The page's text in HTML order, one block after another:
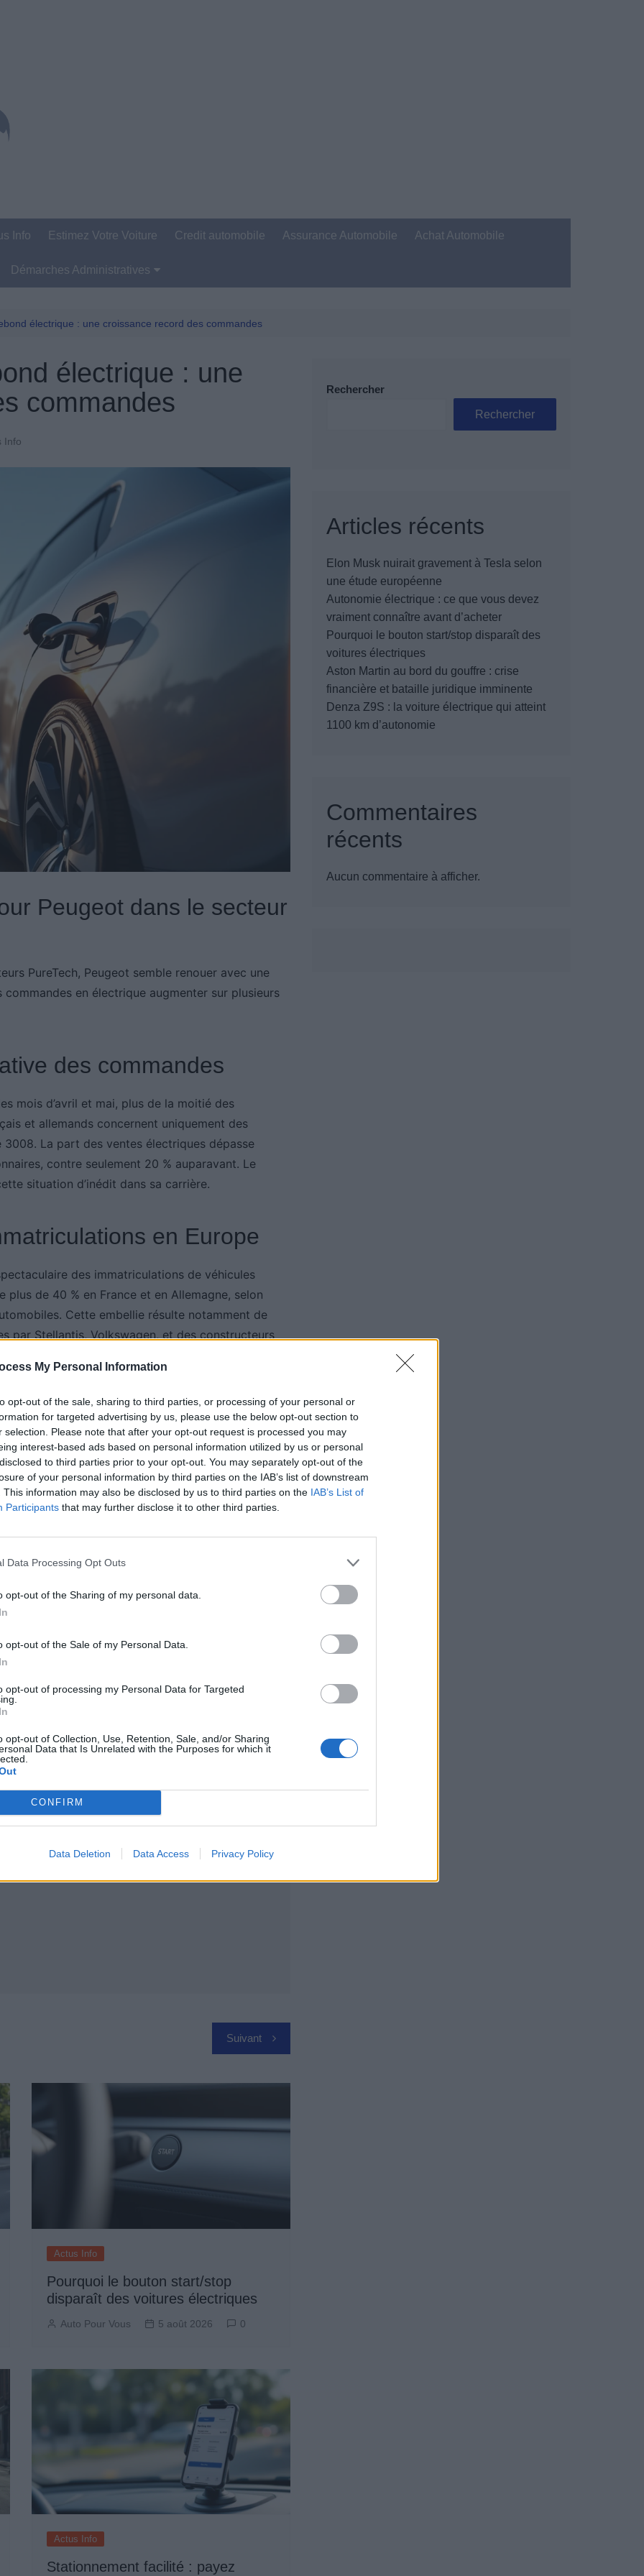
My Personal Information
opt-out of the sale, sharing to third parties, or processing of your personal or
for targeted advertising by us, please use the below opt-out section to
selection. Please note that after your opt-out request is processed you may
interest-based ads based on personal information utilized by us or personal
to third parties prior to your opt-out. You may separately opt-out of the
of your personal information by third parties on the IAB’s list of downstream
This information may also be disclosed by us to third parties on the IAB’s List of
Participants that may further disclose it to other third parties.
Data Processing Opt Outs
opt-out of the Sharing of my personal data.
opt-out of the Sale of my Personal Data.
opt-out of processing my Personal Data for Targeted
opt-out of Collection, Use, Retention, Sale, and/or Sharing
Data that Is Unrelated with the Purposes for which it
CONFIRM
Data Deletion Data Access Privacy Policy
Info Estimez Votre Voiture Credit automobile Assurance Automobile Achat Automobile
Démarches Administratives
Permis De Conduire
électrique : une croissance record des commandes
électrique : une
commandes
Info
Peugeot dans le secteur
PureTech, Peugeot semble renouer avec une
en électrique augmenter sur plusieurs
des commandes
mois d’avril et mai, plus de la moitié des
et allemands concernent uniquement des
La part des ventes électriques dépasse
contre seulement 20 % auparavant. Le
situation d’inédit dans sa carrière.
en Europe
des immatriculations de véhicules
de 40 % en France et en Allemagne, selon
Cette embellie résulte notamment de
par Stellantis, Volkswagen, et des constructeurs
continuent également d’inciter les acheteurs à se
: la demande pour les utilitaires électriques en
Peugeot
suffit pas. La marque doit aussi renforcer son
Favey indique que le constructeur a dû «
un chapitre difficile qui a laissé des traces.
sous l’impulsion
dirige la stratégie mondiale du groupe.
aux côtés de Jeep, Ram et Fiat, avec des
Par ailleurs, le constructeur relance ses
chinois, Peugeot a renoué ce mois-ci avec
du dernier salon de Pékin, la marque a
Suivant
Actus Info
Pourquoi le bouton start/stop
disparaît des voitures électriques
Auto Pour Vous 5 août 2026 0
Actus Info
Stationnement facilité : payez
Rechercher
Rechercher
Articles récents
Elon Musk nuirait gravement à Tesla selon
une étude européenne
Autonomie électrique : ce que vous devez
vraiment connaître avant d’acheter
Pourquoi le bouton start/stop disparaît des
voitures électriques
Aston Martin au bord du gouffre : crise
financière et bataille juridique imminente
Denza Z9S : la voiture électrique qui atteint
1100 km d’autonomie
Commentaires
récents
Aucun commentaire à afficher.